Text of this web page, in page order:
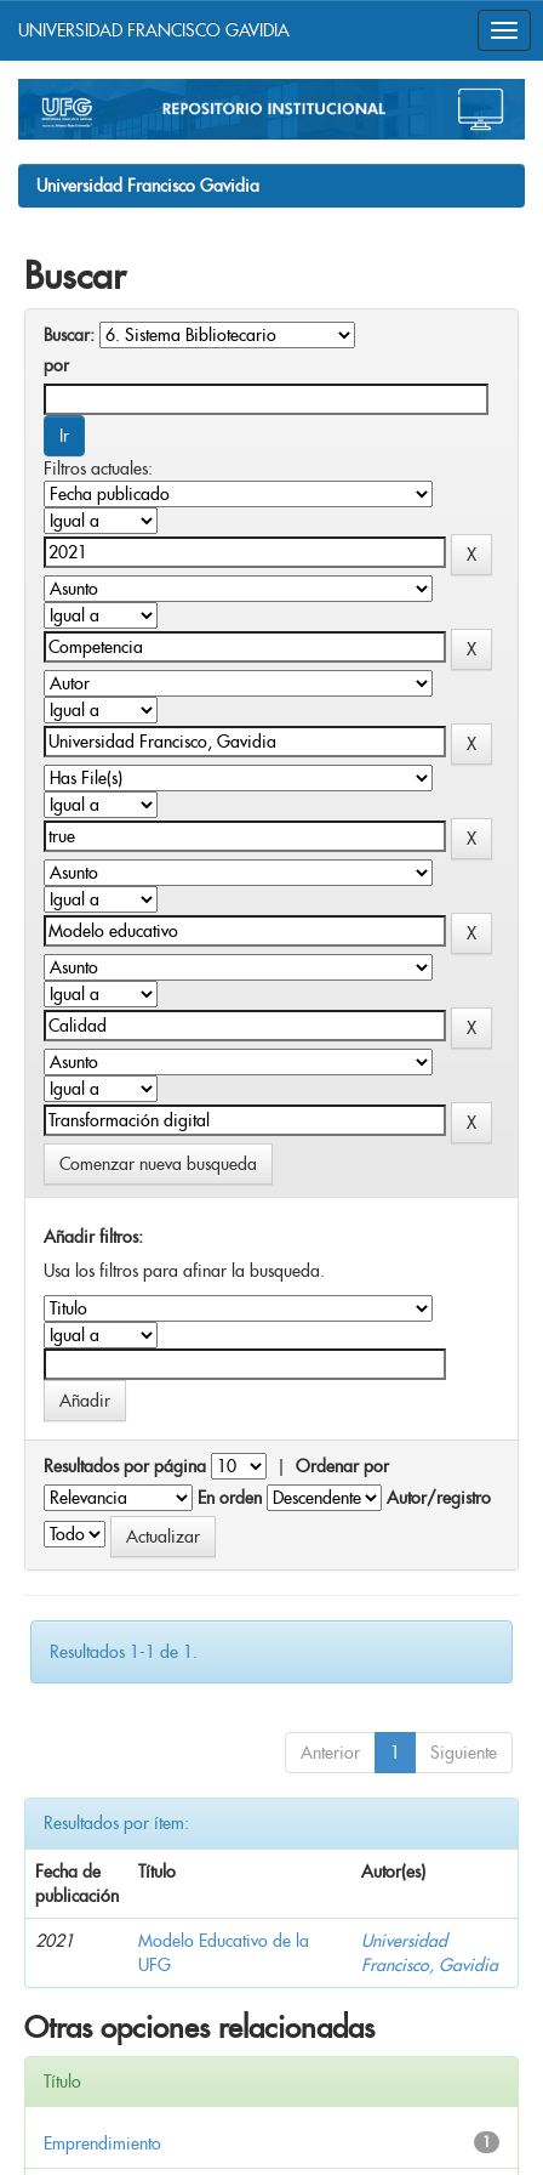
navigation
UNIVERSIDAD FRANCISCO GAVIDIA
Universidad Francisco Gavidia
Buscar
Buscar:
por
Filtros actuales:
Comenzar nueva busqueda
Añadir filtros:
Usa los filtros para afinar la busqueda.
Resultados por página | Ordenar por
En orden
Autor/registro
Resultados 1-1 de 1.
Anterior 1 Siguiente
Resultados por ítem:
Fecha de
publicación
Título Autor(es)
2021
Modelo Educativo de la
UFG
Universidad
Francisco, Gavidia
Otras opciones relacionadas
Título
1
Emprendimiento